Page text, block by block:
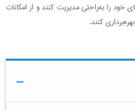
را به‌راحتی مدیریت کنند و از امکانات
کنند.